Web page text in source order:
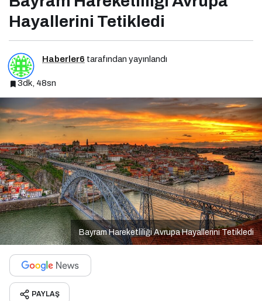
Hayallerini Tetikledi
Haberler6 tarafından yayınlandı
3dk, 48sn
Bayram Hareketliliği Avrupa Hayallerini Tetikledi
PAYLAŞ